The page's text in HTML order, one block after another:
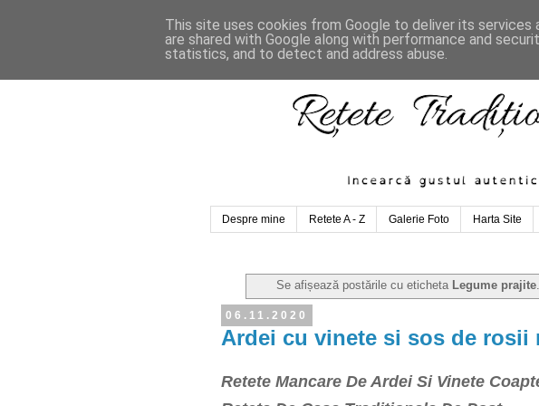
Despre mine Retete A - Z Galerie Foto Harta Site
Se afișează postările cu eticheta Legume prajite.
06.11.2020
Ardei cu vinete si sos de rosii
Retete Mancare De Ardei Si Vinete
This site uses cookies from Google to deliver its services
are shared with Google along with performance and
statistics, and to detect and address abuse.